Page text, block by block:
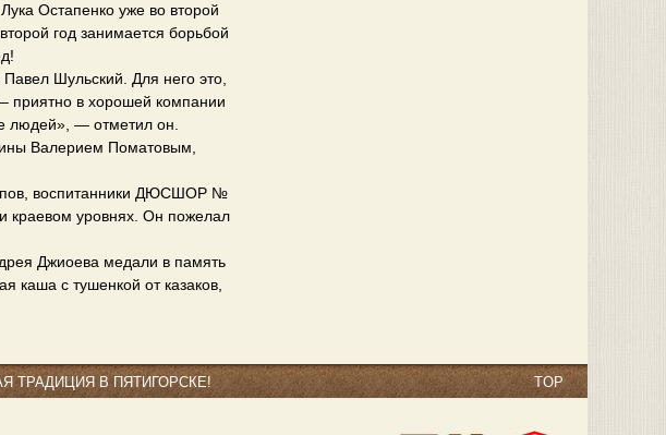
Остапенко уже во второй
год занимается борьбой
Шульский. Для него это,
приятно в хорошей компании
людей», — отметил он.
Валерием Поматовым,
воспитанники ДЮСШОР №
краевом уровнях. Он пожелал
Джиоева медали в память
каша с тушенкой от казаков,
ТРАДИЦИЯ В ПЯТИГОРСКЕ! TOP